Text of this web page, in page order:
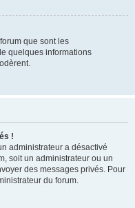
que sont les
quelques informations
!
administrateur a désactivé
soit un administrateur ou un
des messages privés. Pour
du forum.